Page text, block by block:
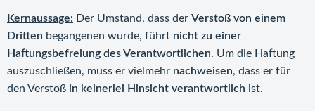
Kernaussage: Der Umstand, dass der Verstoß von einem
Dritten begangenen wurde, führt nicht zu einer
Haftungsbefreiung des Verantwortlichen. Um die Haftung
auszuschließen, muss er vielmehr nachweisen, dass er für
den Verstoß in keinerlei Hinsicht verantwortlich ist.